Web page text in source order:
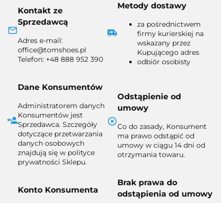
Kontakt ze
Sprzedawcą
Adres e-mail:
office@tomshoes.pl
Telefon: +48 888 952 390
Dane Konsumentów
Administratorem danych
Konsumentów jest
Sprzedawca. Szczegóły
dotyczące przetwarzania
danych osobowych
znajdują się w polityce
prywatności Sklepu.
Konto Konsumenta
Metody dostawy
za pośrednictwem
firmy kurierskiej na
wskazany przez
Kupującego adres
odbiór osobisty
Odstąpienie od
umowy
Co do zasady, Konsument
ma prawo odstąpić od
umowy w ciągu 14 dni od
otrzymania towaru.
Brak prawa do
odstąpienia od umowy